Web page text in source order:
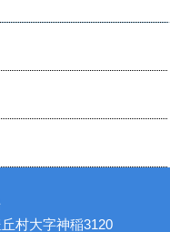
村大字神稲3120